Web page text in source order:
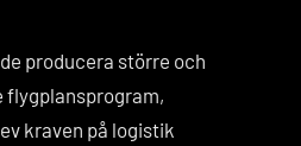
producera större och
flygplansprogram,
kraven på logistik